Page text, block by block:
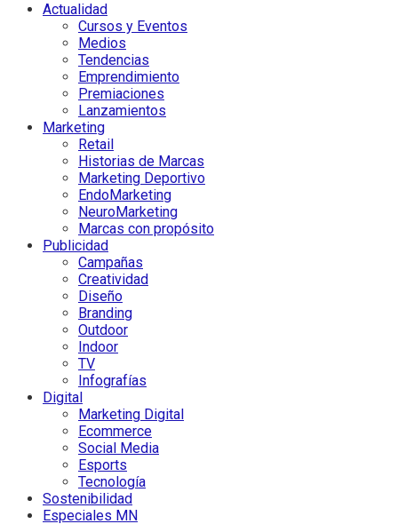
Actualidad
Cursos y Eventos
Medios
Tendencias
Emprendimiento
Premiaciones
Lanzamientos
Marketing
Retail
Historias de Marcas
Marketing Deportivo
EndoMarketing
NeuroMarketing
Marcas con propósito
Publicidad
Campañas
Creatividad
Diseño
Branding
Outdoor
Indoor
TV
Infografías
Digital
Marketing Digital
Ecommerce
Social Media
Esports
Tecnología
Sostenibilidad
Especiales MN